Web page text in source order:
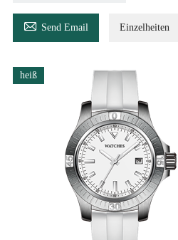
 Send Email Einzelheiten
heiß